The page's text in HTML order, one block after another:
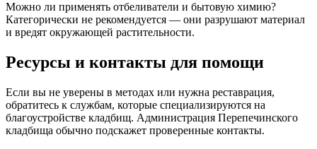
Можно ли применять отбеливатели и бытовую химию?
Категорически не рекомендуется — они разрушают материал
и вредят окружающей растительности.
Ресурсы и контакты для помощи
Если вы не уверены в методах или нужна реставрация,
обратитесь к службам, которые специализируются на
благоустройстве кладбищ. Администрация Перепечинского
кладбища обычно подскажет проверенные контакты.